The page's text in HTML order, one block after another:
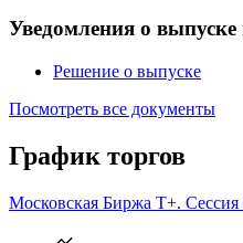
Уведомления о
Решение о выпуске
Посмотреть все документы
График торгов
Московская Биржа T+.